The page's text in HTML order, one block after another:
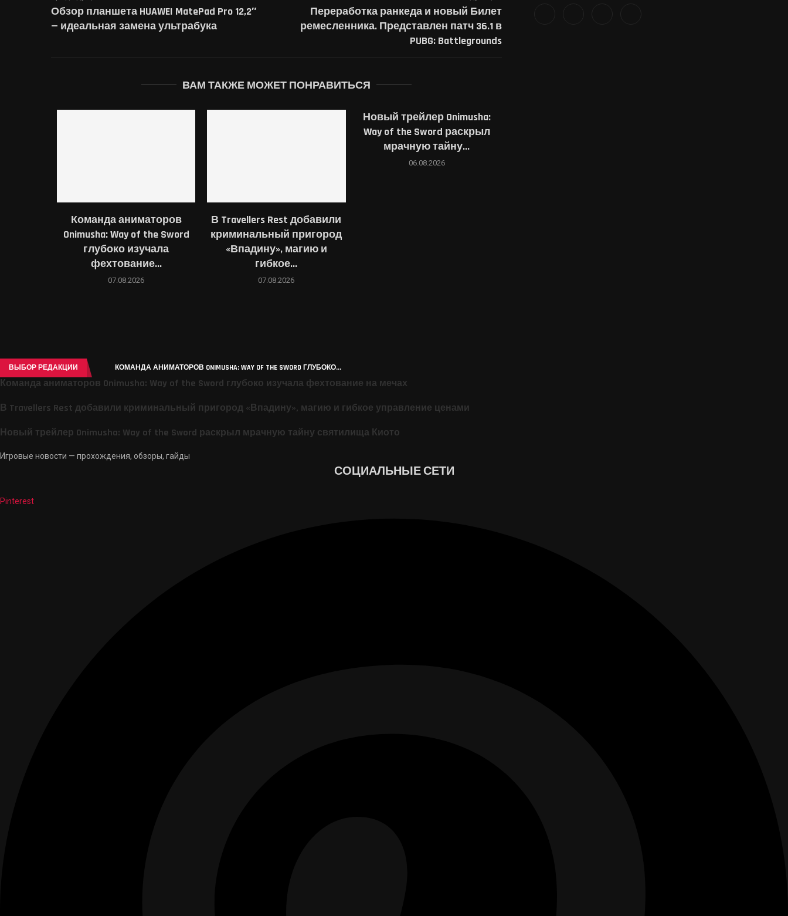
Обзор планшета HUAWEI MatePad Pro 12,2″
— идеальная замена ультрабука
Переработка ранкеда и новый Билет
ремесленника. Представлен патч 36.1 в
PUBG: Battlegrounds
ВАМ ТАКЖЕ МОЖЕТ ПОНРАВИТЬСЯ
Команда аниматоров
Onimusha: Way of the Sword
глубоко изучала
фехтование...
07.08.2026
В Travellers Rest добавили
криминальный пригород
«Впадину», магию и
гибкое...
07.08.2026
Новый трейлер Onimusha:
Way of the Sword раскрыл
мрачную тайну...
06.08.2026
ВЫБОР РЕДАКЦИИ КОМАНДА АНИМАТОРОВ ONIMUSHA: WAY OF THE SWORD ГЛУБОКО...
Команда аниматоров Onimusha: Way of the Sword глубоко изучала фехтование на мечах
В Travellers Rest добавили криминальный пригород «Впадину», магию и гибкое управление ценами
Новый трейлер Onimusha: Way of the Sword раскрыл мрачную тайну святилища Киото
Игровые новости — прохождения, обзоры, гайды
СОЦИАЛЬНЫЕ СЕТИ
Pinterest